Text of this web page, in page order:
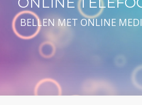
BELLEN MET ONLINE